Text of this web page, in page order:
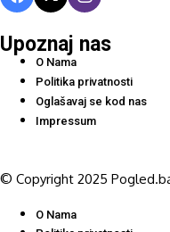
Upoznaj nas
O Nama
Politika privatnosti
Oglašavaj se kod nas
Impressum
© Copyright 2025
O Nama